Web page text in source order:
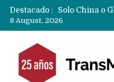
Destacado :
8 August, 2026